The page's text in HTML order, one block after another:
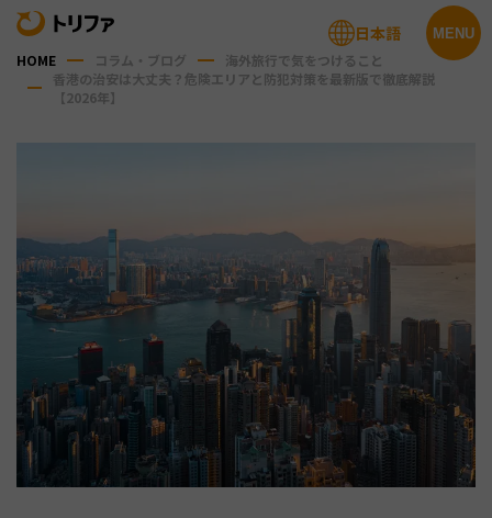
MENU
日本語
HOME コラム・ブログ
海外旅行で気をつけること
香港の治安は大丈夫？危険エリアと防犯対策を最新版で徹底解説
【2026年】